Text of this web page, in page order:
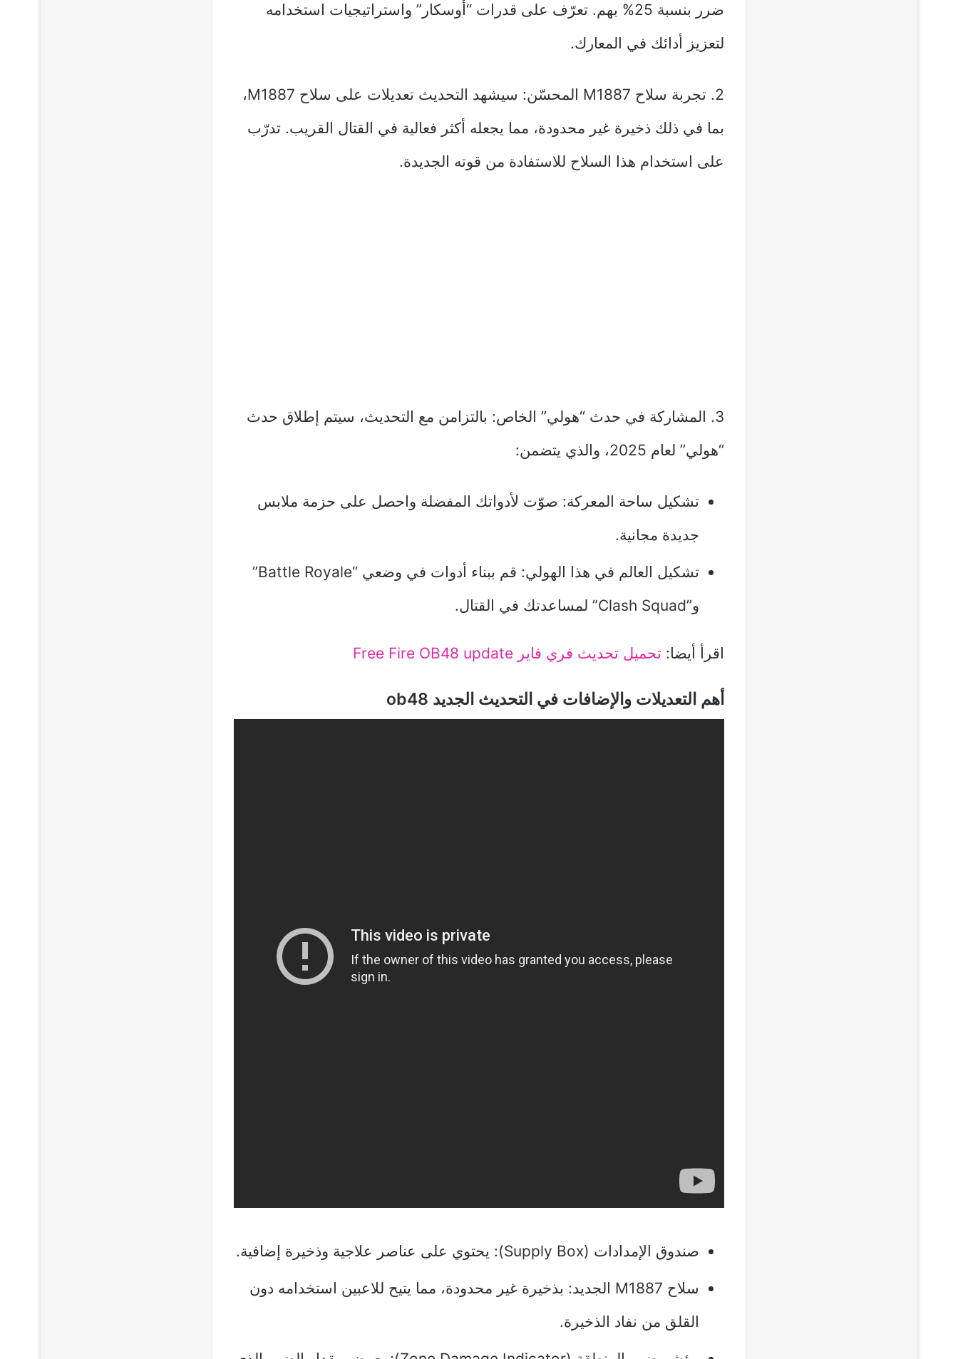
ضرر بنسبة 25% بهم. تعرّف على قدرات “أوسكار” واستراتيجيات استخدامه
لتعزيز أدائك في المعارك.
2. تجربة سلاح M1887 المحسّن: سيشهد التحديث تعديلات على سلاح M1887،
بما في ذلك ذخيرة غير محدودة، مما يجعله أكثر فعالية في القتال القريب. تدرّب
على استخدام هذا السلاح للاستفادة من قوته الجديدة.
3. المشاركة في حدث “هولي” الخاص: بالتزامن مع التحديث، سيتم إطلاق حدث
“هولي” لعام 2025، والذي يتضمن:
تشكيل ساحة المعركة: صوّت لأدواتك المفضلة واحصل على حزمة ملابس
جديدة مجانية.
تشكيل العالم في هذا الهولي: قم ببناء أدوات في وضعي “Battle Royale”
و”Clash Squad” لمساعدتك في القتال.
اقرأ أيضا: تحميل تحديث فري فاير Free Fire OB48 update
أهم التعديلات والإضافات في التحديث الجديد ob48
صندوق الإمدادات (Supply Box): يحتوي على عناصر علاجية وذخيرة إضافية.
سلاح M1887 الجديد: بذخيرة غير محدودة، مما يتيح للاعبين استخدامه دون
القلق من نفاد الذخيرة.